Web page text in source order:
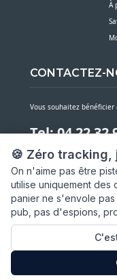
🍪 Zéro
On n'aime pas être
utilise uniquement
panier ne s'envole
pub, pas d'espions,
À
CONTACTEZ-
Vous souhaitez bénéficier
Tel: 04 22 32
Notre service client est à
NOUS CONTACTER
SARL ASP06
06150 CANNES LA BOCCA